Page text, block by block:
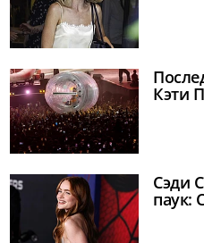
Кэти
Сэди
паук: